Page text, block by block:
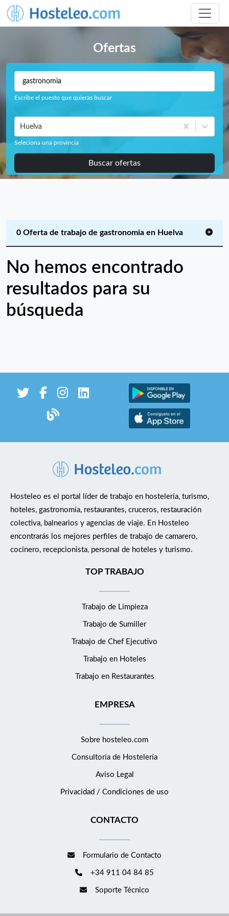
Ofertas
Escribe el puesto que quieras buscar
Huelva
Seleciona una provincia
Buscar ofertas
0 Oferta de trabajo de gastronomia en Huelva
No hemos encontrado
resultados para su
búsqueda
Hosteleo es el portal líder de trabajo en hostelería, turismo,
hoteles, gastronomía, restaurantes, cruceros, restauración
colectiva, balnearios y agencias de viaje. En Hosteleo
encontrarás los mejores perfiles de trabajo de camarero,
cocinero, recepcionista, personal de hoteles y turismo.
TOP TRABAJO
Trabajo de Limpieza
Trabajo de Sumiller
Trabajo de Chef Ejecutivo
Trabajo en Hoteles
Trabajo en Restaurantes
EMPRESA
Sobre hosteleo.com
Consultoría de Hostelería
Aviso Legal
Privacidad / Condiciones de uso
CONTACTO
Formulario de Contacto
+34 911 04 84 85
Soporte Técnico